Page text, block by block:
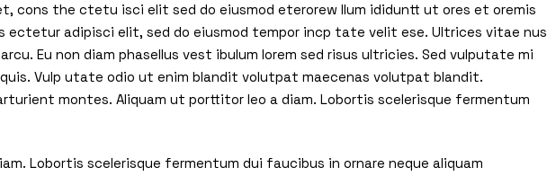
cons the ctetu isci elit sed do eiusmod eterorew llum ididuntt ut ores et oremis
ectetur adipisci elit, sed do eiusmod tempor incp tate velit ese. Ultrices vitae nus
Eu non diam phasellus vest ibulum lorem sed risus ultricies. Sed vulputate mi
Vulp utate odio ut enim blandit volutpat maecenas volutpat blandit.
montes. Aliquam ut porttitor leo a diam. Lobortis scelerisque fermentum
Lobortis scelerisque fermentum dui faucibus in ornare neque aliquam